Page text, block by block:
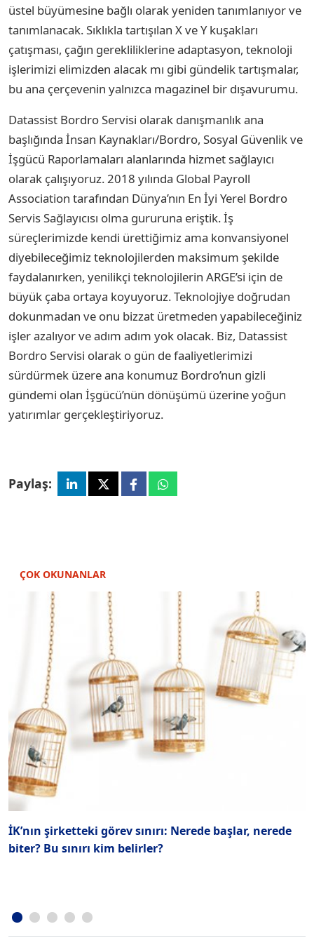
üstel büyümesine bağlı olarak yeniden tanımlanıyor ve
tanımlanacak. Sıklıkla tartışılan X ve Y kuşakları
çatışması, çağın gerekliliklerine adaptasyon, teknoloji
işlerimizi elimizden alacak mı gibi gündelik tartışmalar,
bu ana çerçevenin yalnızca magazinel bir dışavurumu.
Datassist Bordro Servisi olarak danışmanlık ana
başlığında İnsan Kaynakları/Bordro, Sosyal Güvenlik ve
İşgücü Raporlamaları alanlarında hizmet sağlayıcı
olarak çalışıyoruz. 2018 yılında Global Payroll
Association tarafından Dünya’nın En İyi Yerel Bordro
Servis Sağlayıcısı olma gururuna eriştik. İş
süreçlerimizde kendi ürettiğimiz ama konvansiyonel
diyebileceğimiz teknolojilerden maksimum şekilde
faydalanırken, yenilikçi teknolojilerin ARGE’si için de
büyük çaba ortaya koyuyoruz. Teknolojiye doğrudan
dokunmadan ve onu bizzat üretmeden yapabileceğiniz
işler azalıyor ve adım adım yok olacak. Biz, Datassist
Bordro Servisi olarak o gün de faaliyetlerimizi
sürdürmek üzere ana konumuz Bordro’nun gizli
gündemi olan İşgücü’nün dönüşümü üzerine yoğun
yatırımlar gerçekleştiriyoruz.
Paylaş:
ÇOK OKUNANLAR
İK’nın şirketteki görev sınırı: Nerede başlar, nerede
biter? Bu sınırı kim belirler?